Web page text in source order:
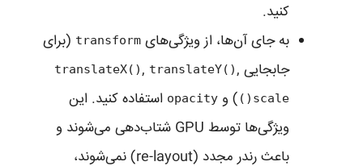
کنید.
به جای آن‌ها، از ویژگی‌هایtransform (برای
جابجایی
translateX(), translateY(),
scale() ) وopacity استفاده کنید. این
ویژگی‌ها توسط GPU شتاب‌دهی می‌شوند و
باعث رندر مجدد (re-layout) نمی‌شوند،